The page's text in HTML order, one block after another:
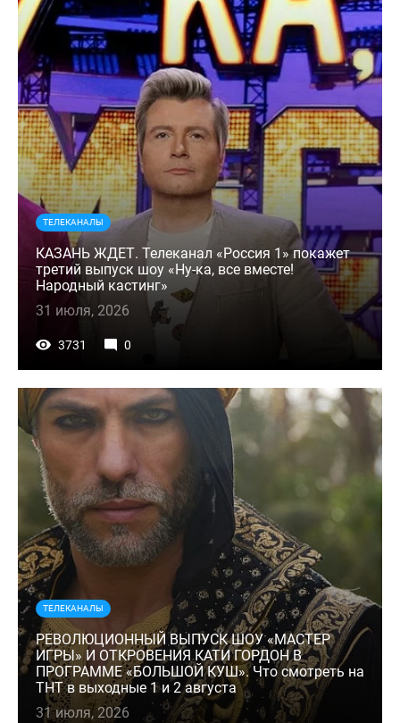
ТЕЛЕКАНАЛЫ
КАЗАНЬ ЖДЕТ. Телеканал «Россия 1» покажет
третий выпуск шоу «Ну-ка, все вместе!
Народный кастинг»
31 июля, 2026
3731 0
ТЕЛЕКАНАЛЫ
РЕВОЛЮЦИОННЫЙ ВЫПУСК ШОУ «МАСТЕР
ИГРЫ» И ОТКРОВЕНИЯ КАТИ ГОРДОН В
ПРОГРАММЕ «БОЛЬШОЙ КУШ». Что смотреть на
ТНТ в выходные 1 и 2 августа
31 июля, 2026